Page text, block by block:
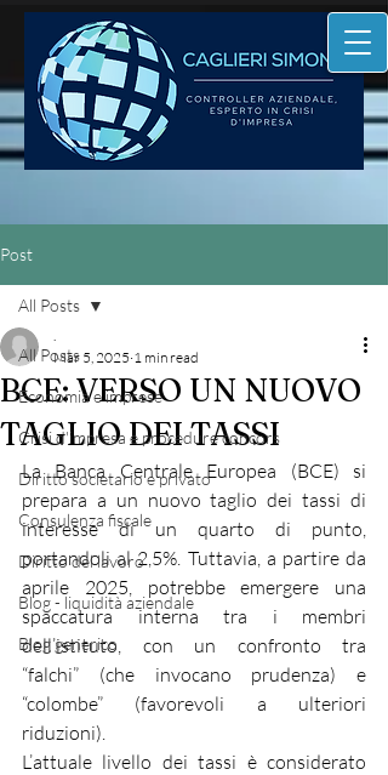
Post
All Posts
Economia e imprese
Crisi d'impresa e procedure concors
Diritto societario e privato
Consulenza fiscale
Diritto del lavoro
Blog - liquidità aziendale
Blog generico
All Posts
BCE: VERSO UN NUOVO
TAGLIO DEI TASSI
.
Mar 5, 2025 1 min read
La Banca Centrale Europea (BCE) si
prepara a un nuovo taglio dei tassi di
interesse di un quarto di punto,
portandoli al 2,5%. Tuttavia, a partire da
aprile 2025, potrebbe emergere una
spaccatura interna tra i membri
dell’istituto, con un confronto tra
“falchi” (che invocano prudenza) e
“colombe” (favorevoli a ulteriori
riduzioni).
L’attuale livello dei tassi è considerato